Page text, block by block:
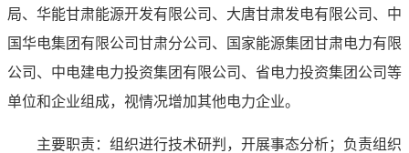
局、华能甘肃能源开发有限公司、大唐甘肃发电有限公司、中
国华电集团有限公司甘肃分公司、国家能源集团甘肃电力有限
公司、中电建电力投资集团有限公司、省电力投资集团公司等
单位和企业组成，视情况增加其他电力企业。
主要职责：组织进行技术研判，开展事态分析；负责组织